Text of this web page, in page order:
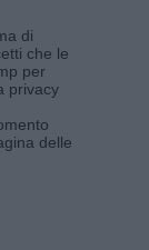
di
che le
per
privacy
delle